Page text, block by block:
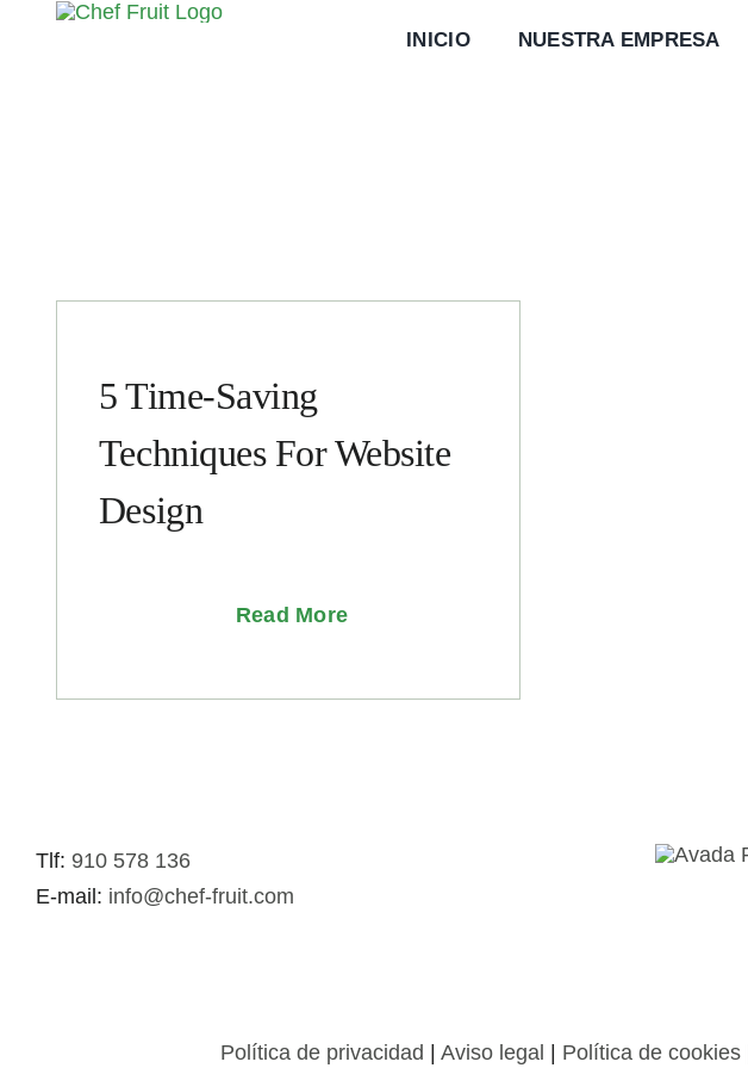
INICIO NUESTRA EMPRESA
5 Time-Saving
Techniques For Website
Design
Read More
Tlf: 910 578 136
E-mail: info@chef-fruit.com
Política de privacidad Aviso legal Política de cookies|